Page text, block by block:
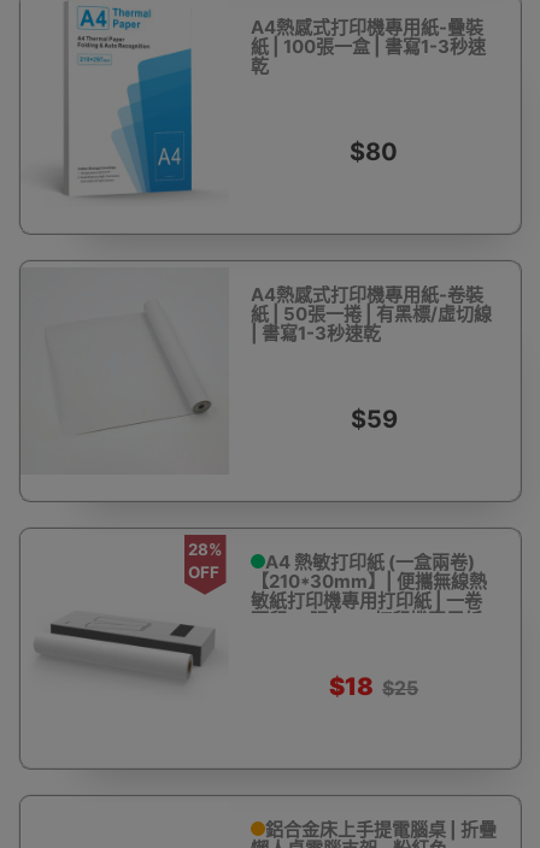
A4熱感式打印機專用紙-疊裝
紙 | 100張一盒 | 書寫1-3秒速
乾
$80
A4熱感式打印機專用紙-卷裝
紙 | 50張一捲 | 有黑標/虛切線
| 書寫1-3秒速乾
$59
28%
OFF
A4 熱敏打印紙 (一盒兩卷)
【210*30mm】| 便攜無線熱
敏紙打印機專用打印紙 | 一卷
可印25張 | F1S打印機專用紙
$18 $25
鋁合金床上手提電腦桌 | 折疊